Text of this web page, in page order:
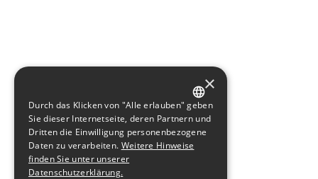
GERMAN
ENGLISH
×
Durch das Klicken von "Alle erlauben" geben
Sie dieser Internetseite, deren Partnern und
Dritten die Einwilligung personenbezogene
Daten zu verarbeiten. Weitere Hinweise
finden Sie unter unserer
Datenschutzerklärung.